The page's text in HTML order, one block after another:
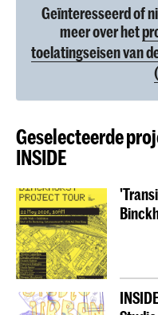
Geïnteresseerd of
meer over het
toelatingseisen van
Geselecteerde
INSIDE